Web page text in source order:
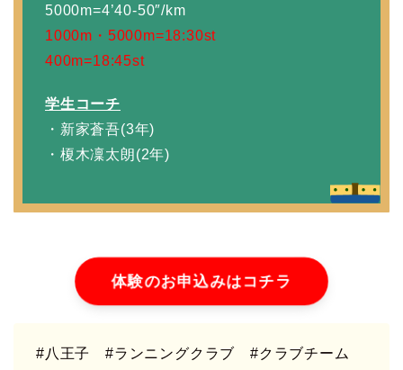
5000m=4’40-50″/km
1000m・5000m=18:30st
400m=18:45st
学生コーチ
・新家蒼吾(3年)
・榎木凜太朗(2年)
体験のお申込みはコチラ
#八王子 #ランニングクラブ#クラブチーム